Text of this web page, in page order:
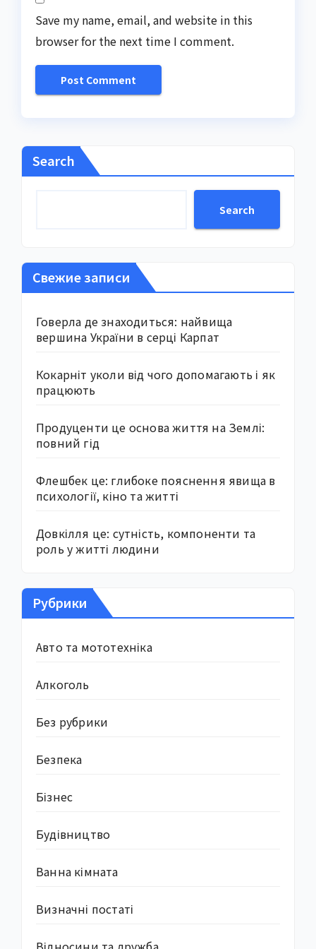
Save my name, email, and website in this
browser for the next time I comment.
Search
Search
Свежие записи
Говерла де знаходиться: найвища
вершина України в серці Карпат
Кокарніт уколи від чого допомагають і як
працюють
Продуценти це основа життя на Землі:
повний гід
Флешбек це: глибоке пояснення явища в
психології, кіно та житті
Довкілля це: сутність, компоненти та
роль у житті людини
Рубрики
Авто та мототехніка
Алкоголь
Без рубрики
Безпека
Бізнес
Будівництво
Ванна кімната
Визначні постаті